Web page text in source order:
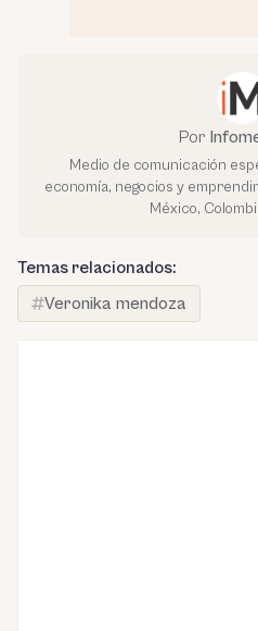
Por
Medio de comunicación
economía, negocios y
México,
Temas relacionados:
Veronika mendoza